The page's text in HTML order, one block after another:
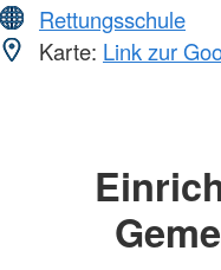
Rettungsschule
Karte: Link zur